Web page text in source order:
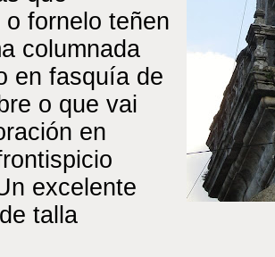
o fornelo teñen
columnada
en fasquía de
o que vai
en
excelente
talla